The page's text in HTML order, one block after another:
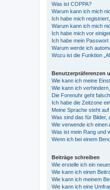
Was ist COPPA?
Warum kann ich mich
Ich habe mich
Warum kann ich mich
Ich habe mich vor
Ich habe mein
Warum werde ich
Wozu ist die Funktion
Benutzerpräferenzen
Wie kann ich meine
Wie kann ich
Die Forenuhr geht
Ich habe die Zeitzone
Meine Sprache steht
Was sind das für Bilder,
Wie verwende ich einen
Was ist mein Rang und
Wenn ich bei einem
Beiträge schreiben
Wie erstelle ich ein
Wie kann ich einen
Wie kann ich meinem
Wie kann ich eine